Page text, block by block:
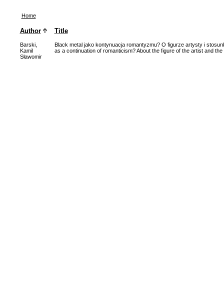
Home
Author Title
Barski,
Kamil
Sławomir
Black metal jako kontynuacja romantyzmu? O figurze artysty i
as a continuation of romanticism? About the figure of the artist and